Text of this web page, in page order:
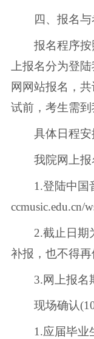
四、报名与
报名程序按
上报名分为登
网网站报名，
试前，考生需到
具体日程安
我院网上报
1.登陆中国音
ccmusic.edu.cn/
2.截止日期为
补报，也不得再
3.网上报名期
现场确认(10
1.应届毕业生